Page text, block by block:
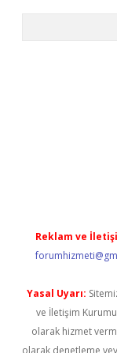
Reklam ve
Yasal Uyarı:
ve İletişim Kurumu
olarak hizmet
olarak denetleme